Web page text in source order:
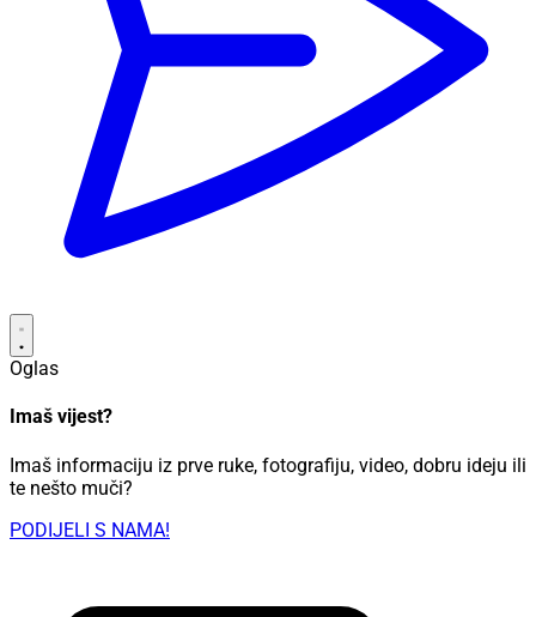
Oglas
Imaš vijest?
Imaš informaciju iz prve ruke, fotografiju, video, dobru ideju ili
te nešto muči?
PODIJELI S NAMA!